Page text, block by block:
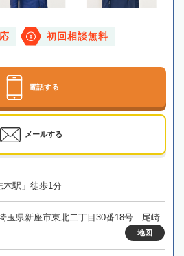
初回相談無料
電話する
メールする
木駅」徒歩1分
玉県新座市東北二丁目30番18号 尾崎
地図